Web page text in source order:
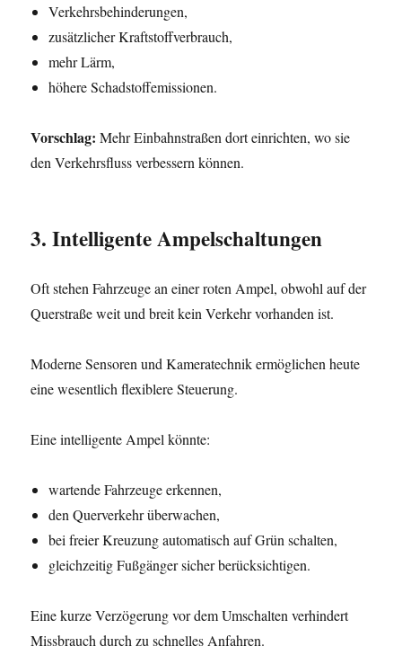
Verkehrsbehinderungen,
zusätzlicher Kraftstoffverbrauch,
mehr Lärm,
höhere Schadstoffemissionen.
Vorschlag: Mehr Einbahnstraßen dort einrichten, wo sie
den Verkehrsfluss verbessern können.
3. Intelligente Ampelschaltungen
Oft stehen Fahrzeuge an einer roten Ampel, obwohl auf der
Querstraße weit und breit kein Verkehr vorhanden ist.
Moderne Sensoren und Kameratechnik ermöglichen heute
eine wesentlich flexiblere Steuerung.
Eine intelligente Ampel könnte:
wartende Fahrzeuge erkennen,
den Querverkehr überwachen,
bei freier Kreuzung automatisch auf Grün schalten,
gleichzeitig Fußgänger sicher berücksichtigen.
Eine kurze Verzögerung vor dem Umschalten verhindert
Missbrauch durch zu schnelles Anfahren.